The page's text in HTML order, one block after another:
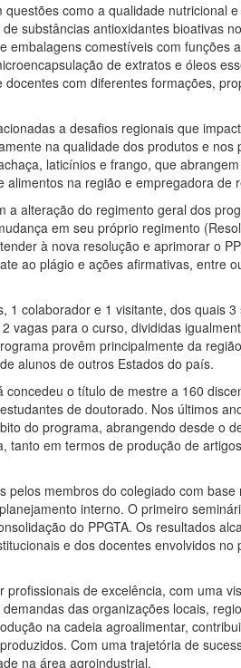
como a qualidade
substâncias antioxidantes bioativas
embalagens comestíveis com funções
de extratos e óleos
com diferentes formações,
a desafios regionais que
na qualidade dos produtos e
laticínios e frango, que
na região e empregadora de
a alteração do regimento geral dos
em seu próprio regimento
à nova resolução e aprimorar o
ao plágio e ações afirmativas, entre
1 colaborador e 1 visitante, dos quais
vagas para o curso, divididas
provêm principalmente da
alunos de outros Estados do país.
o título de mestre a 160
de doutorado. Nos últimos
do programa, abrangendo desde o
tanto em termos de produção de
pelos membros do colegiado com base
interno. O primeiro
do PPGTA. Os resultados
e dos docentes envolvidos
profissionais de excelência, com uma
das organizações locais,
na cadeia agroalimentar,
Com uma trajetória de
na área agroindustrial.